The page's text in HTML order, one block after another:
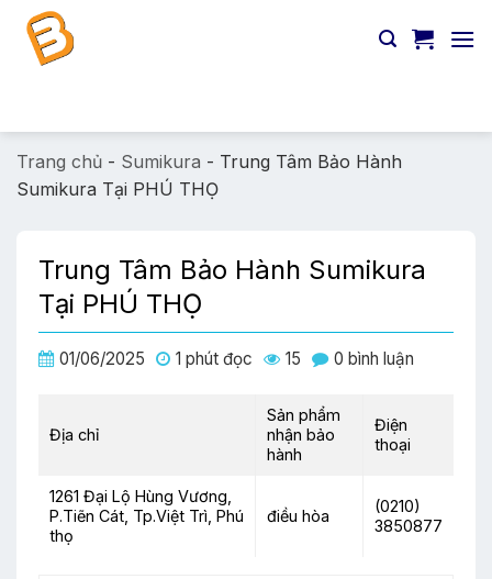
Chuyển
đến
Trang chủ - Sumikura - Trung Tâm Bảo Hành
Sumikura Tại PHÚ THỌ
Trung Tâm Bảo Hành Sumikura
Tại PHÚ THỌ
01/06/2025 1 phút đọc 15 0 bình luận
Địa chỉ
Sản phẩm
nhận bảo
hành
Điện
thoại
1261 Đại Lộ Hùng Vương,
P.Tiẽn Cát, Tp.Việt Trì, Phú
thọ
điều hòa
(0210)
3850877